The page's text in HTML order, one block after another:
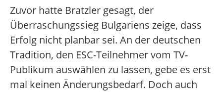
Zuvor hatte Bratzler gesagt, der
Überraschungssieg Bulgariens zeige, dass
Erfolg nicht planbar sei. An der deutschen
Tradition, den ESC-Teilnehmer vom TV-
Publikum auswählen zu lassen, gebe es erst
mal keinen Änderungsbedarf. Doch auch